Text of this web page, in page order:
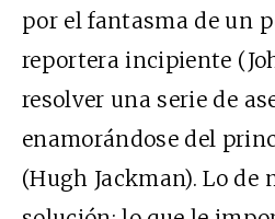
por el fantasma de un
reportera incipiente
resolver una serie de
enamorándose del
(Hugh Jackman). Lo de